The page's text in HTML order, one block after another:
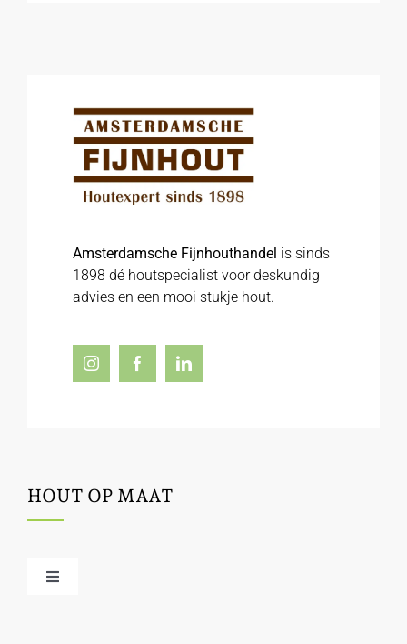
Amsterdamsche Fijnhouthandel is sinds
1898 dé houtspecialist voor deskundig
advies en een mooi stukje hout.
HOUT OP MAAT
Toggle